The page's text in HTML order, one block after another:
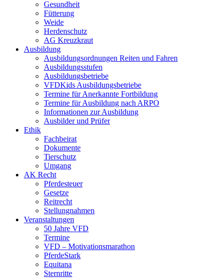
Gesundheit
Fütterung
Weide
Herdenschutz
AG Kreuzkraut
Ausbildung
Ausbildungsordnungen Reiten und Fahren
Ausbildungsstufen
Ausbildungsbetriebe
VFDKids Ausbildungsbetriebe
Termine für Anerkannte Fortbildung
Termine für Ausbildung nach ARPO
Informationen zur Ausbildung
Ausbilder und Prüfer
Ethik
Fachbeirat
Dokumente
Tierschutz
Umgang
AK Recht
Pferdesteuer
Gesetze
Reitrecht
Stellungnahmen
Veranstaltungen
50 Jahre VFD
Termine
VFD – Motivationsmarathon
PferdeStark
Equitana
Sternritte